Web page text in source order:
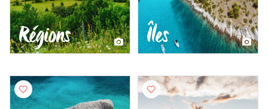
Régions Îles